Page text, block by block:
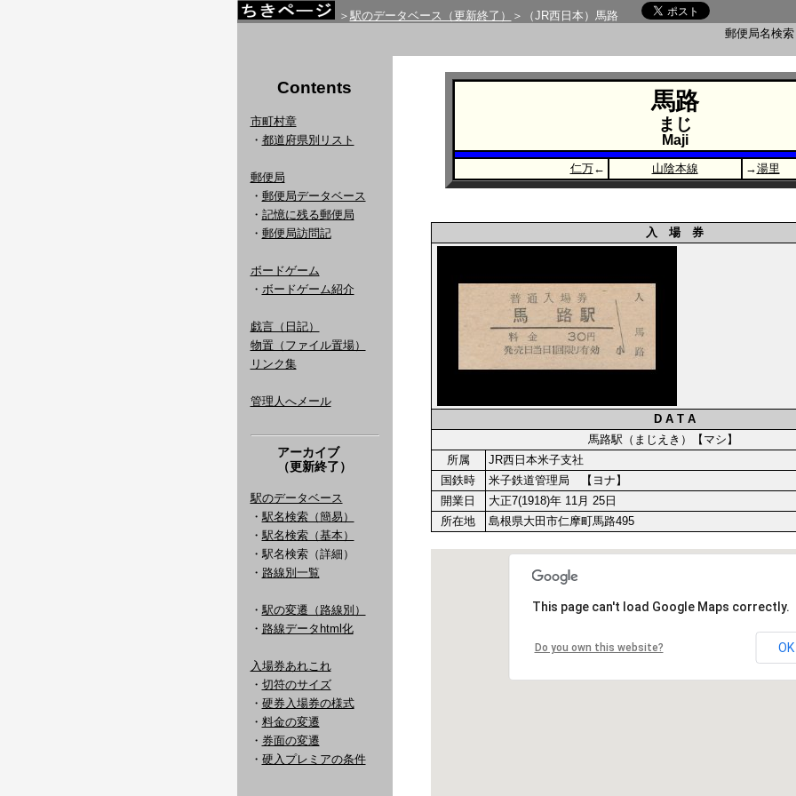
＞ 駅のデータベース（更新終了）
＞（JR西日本）馬路
郵便局名検
Contents
市町村章
・ 都道府県別リスト
郵便局
・ 郵便局データベース
・ 記憶に残る郵便局
・ 郵便局訪問記
ボードゲーム
・ ボードゲーム紹介
戯言（日記）
物置（ファイル置場）
リンク集
管理人へメール
アーカイブ
（更新終了）
駅のデータベース
・ 駅名検索（簡易）
・ 駅名検索（基本）
・駅名検索（詳細）
・ 路線別一覧
・ 駅の変遷（路線別）
・ 路線データhtml化
入場券あれこれ
・ 切符のサイズ
・ 硬券入場券の様式
・ 料金の変遷
・ 券面の変遷
・ 硬入プレミアの条件
馬路
まじ
Maji
仁万← 山陰本線 →湯里
入 場 券
D A T A
馬路駅（まじえき）【マシ】
所属
JR西日本米子支社
国鉄時
米子鉄道管理局 【ヨナ】
開業日
大正7(1918)年 11月 25日
所在地
島根県大田市仁摩町馬路495